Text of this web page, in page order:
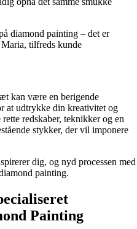
diamond painting – det er
tilfreds kunde
kan være en berigende
at udtrykke din kreativitet og
redskaber, teknikker og en
stykker, der vil imponere
dig, og nyd processen med
painting.
Painting